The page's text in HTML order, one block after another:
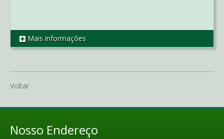
REF AP1686
Mais informações
Voltar
Nosso Endereço